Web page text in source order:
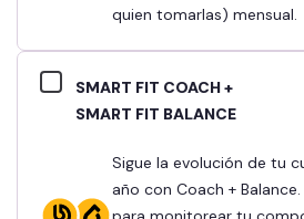
quien tomarlas) mensual.
SMART FIT COACH +
SMART FIT BALANCE
Sigue la evolución de tu cuerpo a lo largo del
año con Coach +